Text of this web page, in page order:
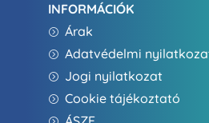
INFORMÁCIÓK
= Árak
= Adatvédelmi
= Jogi nyilatkozat
= Cookie tájékoztató